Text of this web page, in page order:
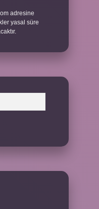
adresine
yasal süre